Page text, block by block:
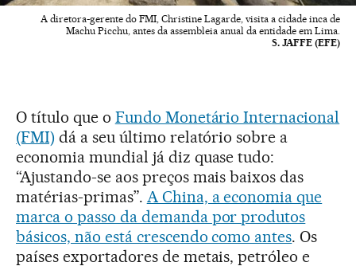
A diretora-gerente do FMI, Christine Lagarde, visita a cidade inca de
Machu Picchu, antes da assembleia anual da entidade em Lima.
S. JAFFE (EFE)
O título que o Fundo Monetário Internacional
(FMI) dá a seu último relatório sobre a
economia mundial já diz quase tudo:
“Ajustando-se aos preços mais baixos das
matérias-primas”. A China, a economia que
marca o passo da demanda por produtos
básicos, não está crescendo como antes. Os
países exportadores de metais, petróleo e